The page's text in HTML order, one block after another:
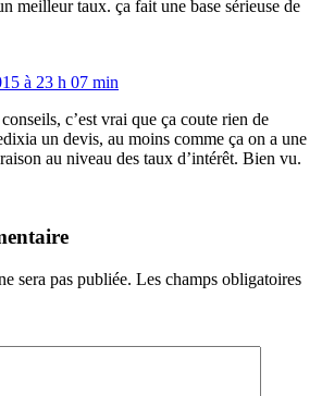
meilleur taux. ça fait une base sérieuse de
à 23 h 07 min
c’est vrai que ça coute rien de
un devis, au moins comme ça on a une
au niveau des taux d’intérêt. Bien vu.
sera pas publiée. Les champs obligatoires